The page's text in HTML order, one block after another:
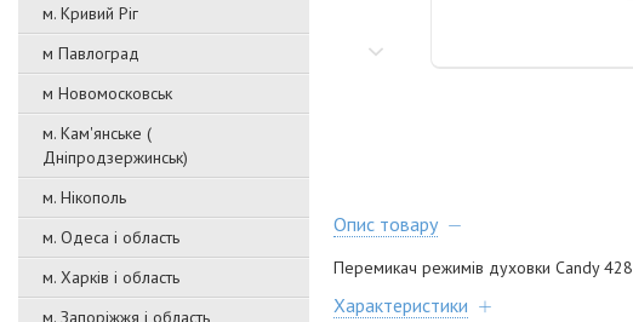
м. Кривий Ріг
м Павлоград
м Новомосковськ
м. Кам'янське (
Дніпродзержинськ)
м. Нікополь
м. Одеса і область
м. Харків і область
м. Запоріжжя і область
Опис товару
Перемикач режимів духовки Candy
Характеристики